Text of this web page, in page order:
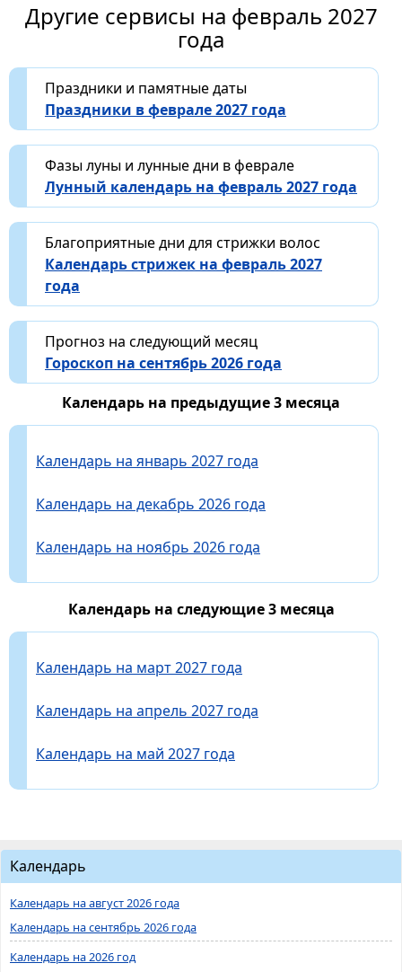
Другие сервисы на февраль 2027
года
Праздники и памятные даты
Праздники в феврале 2027 года
Фазы луны и лунные дни в феврале
Лунный календарь на февраль 2027 года
Благоприятные дни для стрижки волос
Календарь стрижек на февраль 2027
года
Прогноз на следующий месяц
Гороскоп на сентябрь 2026 года
Календарь на предыдущие 3 месяца
Календарь на январь 2027 года
Календарь на декабрь 2026 года
Календарь на ноябрь 2026 года
Календарь на следующие 3 месяца
Календарь на март 2027 года
Календарь на апрель 2027 года
Календарь на май 2027 года
Календарь
Календарь на август 2026 года
Календарь на сентябрь 2026 года
Календарь на 2026 год